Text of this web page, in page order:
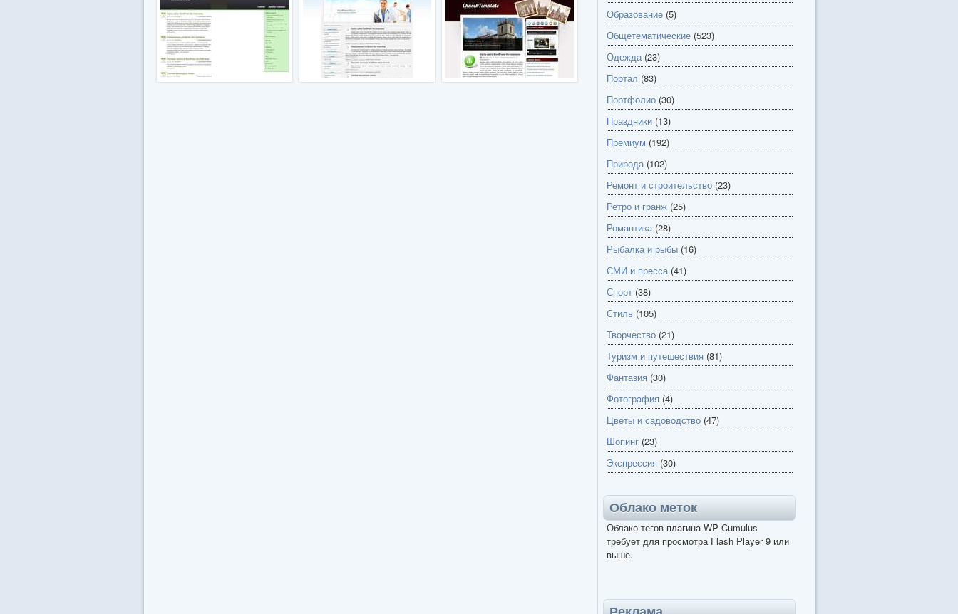
Образование (5)
Общетематические (523)
Одежда(23)
Портал (83)
Портфолио (30)
Праздники (13)
Премиум (192)
Природа(102)
Ремонт и строительство (23)
Ретро и гранж (25)
Романтика(28)
Рыбалка и рыбы (16)
СМИ и пресса(41)
Спорт (38)
Стиль (105)
Творчество (21)
Туризм и путешествия (81)
Фантазия (30)
Фотография (4)
Цветы и садоводство (47)
Шопинг (23)
Экспрессия (30)
Облако меток
Облако тегов плагина WP Cumulus
требует для просмотра Flash Player 9 или
выше.